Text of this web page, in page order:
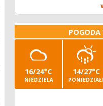
16/24°C
NIEDZIELA
14/27°C